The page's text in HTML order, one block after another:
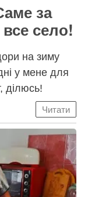
за
село!
на зиму
у мене для
ділюсь!
Читати